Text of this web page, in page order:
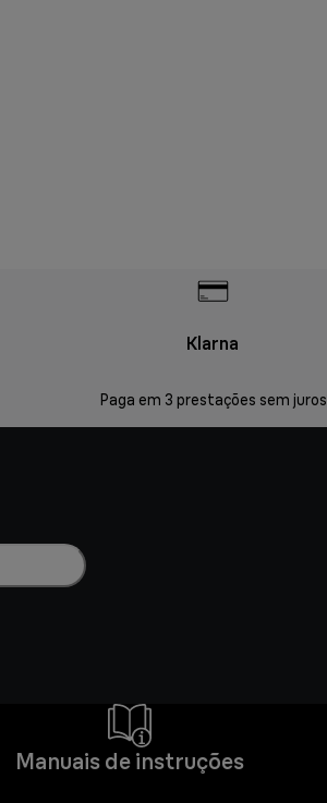
Klarna
Paga em 3 prestações sem juros
Manuais de instruções